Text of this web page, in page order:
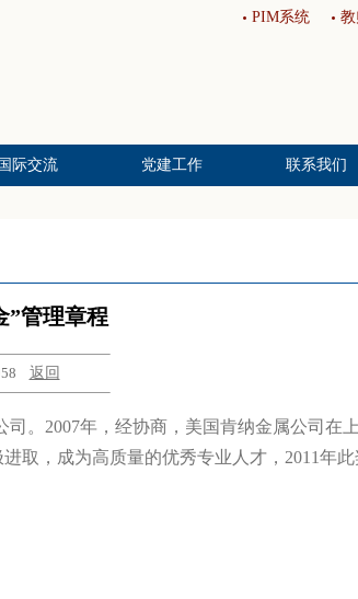
PIM系统
国际交流 党建工作 联系我们
”管理章程
返回
。2007年，经协商，美国肯纳金属公司在
取，成为高质量的优秀专业人才，2011年